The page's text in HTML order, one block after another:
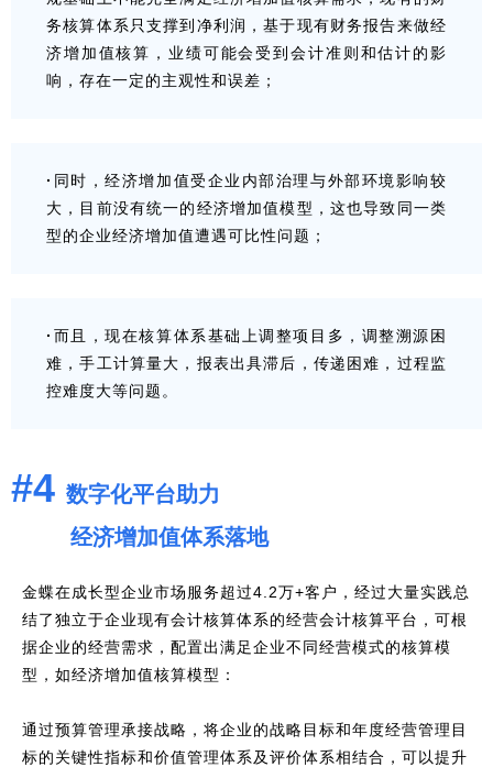
务核算体系只支撑到净利润，基于现有财务报告来做经
济增加值核算，业绩可能会受到会计准则和估计的影
响，存在一定的主观性和误差；
· 同时，经济增加值受企业内部治理与外部环境影响较
大，目前没有统一的经济增加值模型，这也导致同一类
型的企业经济增加值遭遇可比性问题；
· 而且，现在核算体系基础上调整项目多，调整溯源困
难，手工计算量大，报表出具滞后，传递困难，过程监
控难度大等问题。
#4 数字化平台助力
经济增加值体系落地
金蝶在成长型企业市场服务超过4.2万+客户，经过大量实践总
结了独立于企业现有会计核算体系的经营会计核算平台，可根
据企业的经营需求，配置出满足企业不同经营模式的核算模
型，如经济增加值核算模型：
通过预算管理承接战略，将企业的战略目标和年度经营管理目
标的关键性指标和价值管理体系及评价体系相结合，可以提升